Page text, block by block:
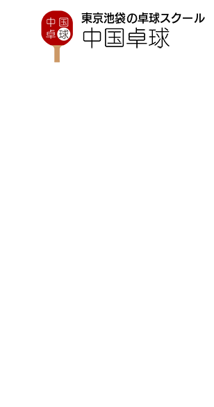
東京池袋の卓球スクール